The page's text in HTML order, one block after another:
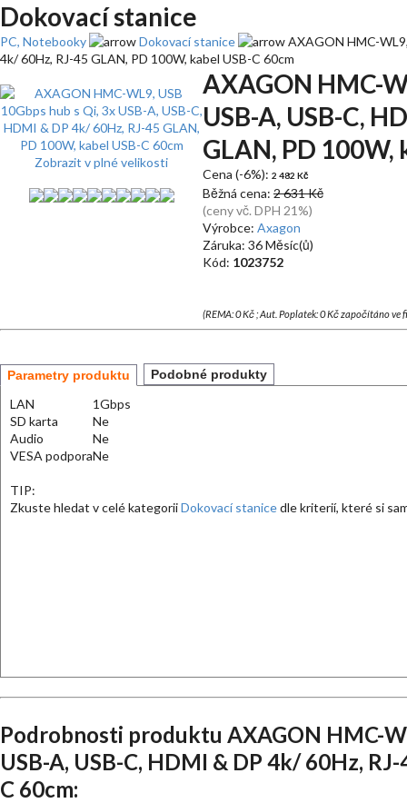
Dokovací stanice
PC, Notebooky Dokovací stanice
AXAGON HMC-
4k/ 60Hz, RJ-45 GLAN, PD 100W, kabel USB-C 60cm
Zobrazit v plné velikosti
AXAGON HMC-
USB-A, USB-C,
GLAN, PD 100W,
Cena (-6%): 2 482 Kč
Běžná cena: 2 631 Kč
(ceny vč. DPH 21%)
Výrobce: Axagon
Záruka: 36 Měsíc(ů)
Kód: 1023752
(REMA: 0 Kč ; Aut. Poplatek: 0 Kč započítáno
Parametry produktu Podobné produkty
LAN
1Gbps
SD karta
Ne
Audio
Ne
VESA podporaNe
TIP:
Zkuste hledat v celé kategoriiDokovací stanicedle kriterií, které si
Podrobnosti produktu AXAGON HMC-
USB-A, USB-C, HDMI & DP 4k/ 60Hz,
C 60cm: